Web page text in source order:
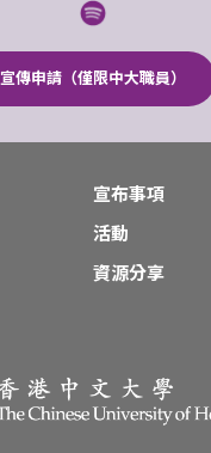
宣傳申請（僅限中大職員）
宣布事項
活動
資源分享